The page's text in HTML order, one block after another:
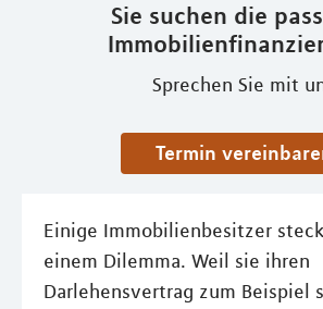
Sie suchen die
Sprechen Sie mit
Termin
Einige Immobilienbesitzer
einem Dilemma. Weil sie ihren
Darlehensvertrag zum Beispiel